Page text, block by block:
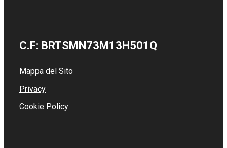
C.F: BRTSMN73M13H501Q
Mappa del Sito
Privacy
Cookie Policy